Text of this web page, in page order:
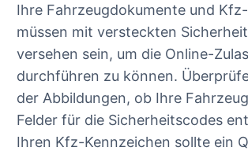
Ihre Fahrzeugdokumente und
müssen mit versteckten
versehen sein, um die Online-
durchführen zu können.
der Abbildungen, ob Ihre
Felder für die Sicherheitscodes
Ihren Kfz-Kennzeichen sollte ein